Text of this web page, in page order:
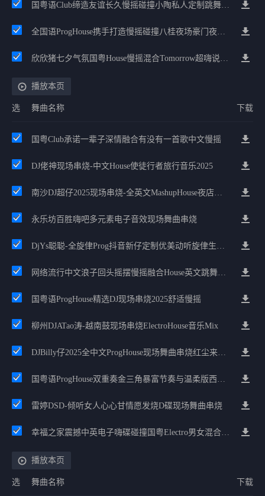
国粤语Club缔造友谊长久慢摇碰撞小陶私人定制跳舞大碟
全国语ProgHouse携手打造慢摇碰撞八桂夜场豪门夜宴气氛小串
欣欣猪七夕气氛国粤House慢摇混合Tomorrow超嗨说唱英文House气氛
播放本页
选 舞曲名称 下载
国粤Club承诺一辈子深情融合有没有一首歌中文慢摇
DJ佬神现场串烧-中文House使徒行者旅行音乐2025
南沙DJ超仔2025现场串烧-全英文MashupHouse夜店精选
永乐坊百胜嗨吧多元素电子音效现场舞曲串烧
DjYs聪聪-全旋侓Prog抖音新仔定制优美动听旋侓生日现场串烧2025
网络流行中文浪子回头摇摆慢摇融合House英文跳舞大碟精选节奏
国粤语ProgHouse精选DJ现场串烧2025舒适慢摇
柳州DJATao涛-越南鼓现场串烧ElectroHouse音乐Mix
DJBilly仔2025全中文ProgHouse现场舞曲串烧红尘来去嗨碟精选
国粤语ProgHouse双重奏金三角暴富节奏与温柔版西经串烧
雷婷DSD-倾听女人心心甘情愿发烧D碟现场舞曲串烧
幸福之家震撼中英电子嗨碟碰撞国粤Electro男女混合双重感觉专辑
播放本页
选 舞曲名称 下载